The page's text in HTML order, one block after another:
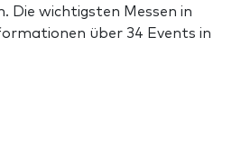
Die wichtigsten Messen in
über 34 Events in